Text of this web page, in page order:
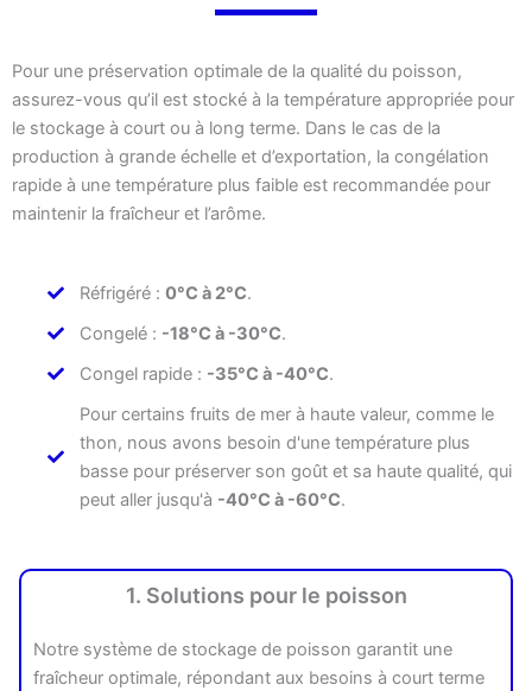
Pour une préservation optimale de la qualité du poisson,
assurez-vous qu’il est stocké à la température appropriée pour
le stockage à court ou à long terme. Dans le cas de la
production à grande échelle et d’exportation, la congélation
rapide à une température plus faible est recommandée pour
maintenir la fraîcheur et l’arôme.
Réfrigéré : 0°C à 2°C.
Congelé : -18°C à -30°C.
Congel rapide : -35°C à -40°C.
Pour certains fruits de mer à haute valeur, comme le
thon, nous avons besoin d'une température plus
basse pour préserver son goût et sa haute qualité, qui
peut aller jusqu'à -40°C à -60°C.
1. Solutions pour le poisson
Notre système de stockage de poisson garantit une
fraîcheur optimale, répondant aux besoins à court terme